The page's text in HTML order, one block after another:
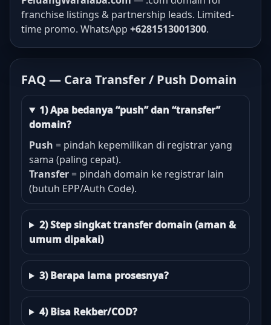
franchise listings & partnership leads. Limited-
time promo. WhatsApp +6281513001300.
FAQ — Cara Transfer / Push Domain
1) Apa bedanya “push” dan “transfer”
domain?
Push = pindah kepemilikan di registrar yang
sama (paling cepat).
Transfer = pindah domain ke registrar lain
(butuh EPP/Auth Code).
2) Step singkat transfer domain (aman &
umum dipakai)
3) Berapa lama prosesnya?
4) Bisa Rekber/COD?